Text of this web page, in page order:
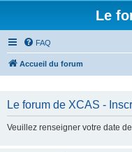
Le
FAQ
Accueil du forum
Le forum de XCAS -
Veuillez renseigner votre date